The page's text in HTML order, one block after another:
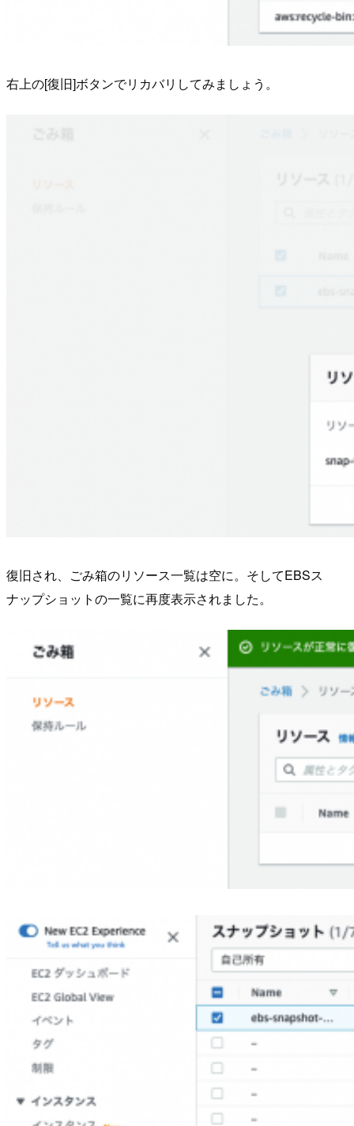
右上の[復旧]ボタンでリカバリしてみましょう。
復旧され、ごみ箱のリソース一覧は空に。そしてEBSス
ナップショットの一覧に再度表示されました。